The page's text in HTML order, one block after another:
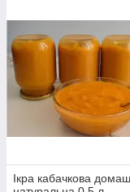
Ікра кабачкова